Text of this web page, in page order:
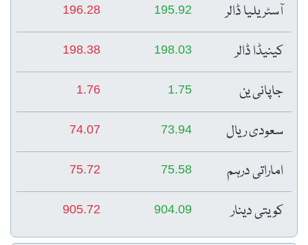
آسٹریلیا ڈالر 195.92
196.28
کینیڈا ڈالر 198.03
198.38
جاپانی ین 1.75
1.76
سعودی ریال 73.94
74.07
اماراتی درہم 75.58
75.72
کویتی دینار 904.09
905.72